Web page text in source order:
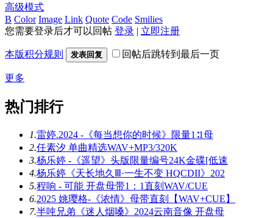
高级模式
B Color Image Link Quote Code Smilies
您需要登录后才可以回帖 登录 | 立即注册
本版积分规则 发表回复 回帖后跳转到最后一页
更多
热门排行
1.雷婷.2024 -《每当想你的时候》限量1∶1母
2.任素汐 单曲精选WAV+MP3/320K
3.杨乐婷 -《遥望》头版限量编号24K金碟[低速
4.杨乐婷《天长地久Ⅲ·一生不变 HQCDII》202
5.程响 - 可能 开盘母带1：1直刻WAV/CUE
6.2025 姚璎格-《浓情》母带直刻【WAV+CUE】
7.半吨兄弟《迷人烟嗓》2024云南音像 开盘母